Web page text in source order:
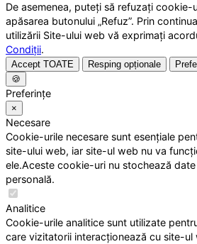
De asemenea, puteți să refuzați cookie-
apăsarea butonului „Refuz”. Prin
utilizării Site-ului web vă exprimați
Condiții.
Accept TOATE Resping opționale
🍪
Preferințe
×
Necesare
Cookie-urile necesare sunt esențiale
site-ului web, iar site-ul web nu va
ele.Aceste cookie-uri nu stochează
personală.
Analitice
Cookie-urile analitice sunt utilizate
care vizitatorii interacționează cu site-